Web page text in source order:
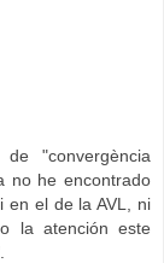
"convergència
no he encontrado
en el de la AVL, ni
la atención este